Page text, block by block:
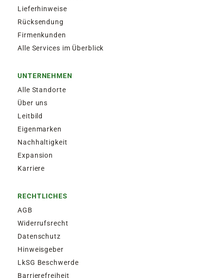
Lieferhinweise
Rücksendung
Firmenkunden
Alle Services im Überblick
UNTERNEHMEN
Alle Standorte
Über uns
Leitbild
Eigenmarken
Nachhaltigkeit
Expansion
Karriere
RECHTLICHES
AGB
Widerrufsrecht
Datenschutz
Hinweisgeber
LkSG Beschwerde
Barrierefreiheit